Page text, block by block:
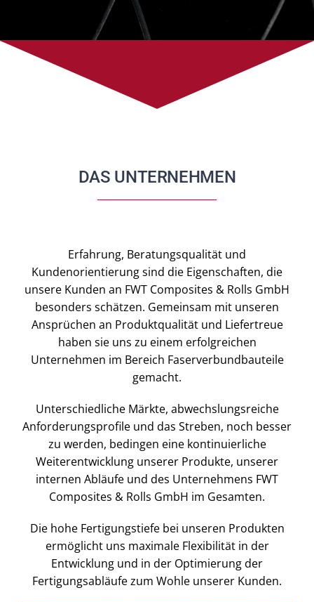
DAS UNTERNEHMEN
Erfahrung, Beratungsqualität und
Kundenorientierung sind die Eigenschaften, die
unsere Kunden an FWT Composites & Rolls GmbH
besonders schätzen. Gemeinsam mit unseren
Ansprüchen an Produktqualität und Liefertreue
haben sie uns zu einem erfolgreichen
Unternehmen im Bereich Faserverbundbauteile
gemacht.
Unterschiedliche Märkte, abwechslungsreiche
Anforderungsprofile und das Streben, noch besser
zu werden, bedingen eine kontinuierliche
Weiterentwicklung unserer Produkte, unserer
internen Abläufe und des Unternehmens FWT
Composites & Rolls GmbH im Gesamten.
Die hohe Fertigungstiefe bei unseren Produkten
ermöglicht uns maximale Flexibilität in der
Entwicklung und in der Optimierung der
Fertigungsabläufe zum Wohle unserer Kunden.